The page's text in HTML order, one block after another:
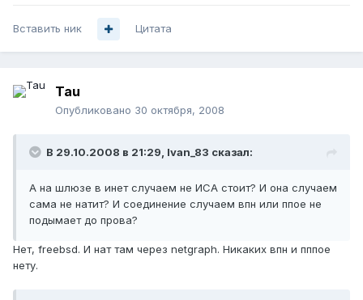
Вставить ник Цитата
Tau
Опубликовано 30 октября, 2008
В 29.10.2008 в 21:29, Ivan_83 сказал:
А на шлюзе в инет случаем не ИСА стоит? И она случаем
сама не натит? И соединение случаем впн или ппое не
подымает до прова?
Нет, freebsd. И нат там через netgraph. Никаких впн и пппое
нету.